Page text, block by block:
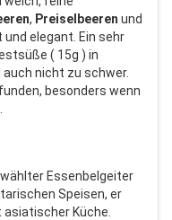
, Preiselbeeren und
elegant. Ein sehr
( 15g ) in
nicht zu schwer.
besonders wenn
Essenbelgeiter
Speisen, er
Küche.